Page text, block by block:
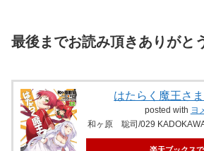
最後までお読み頂きありがと
はたらく魔王さま
posted with ヨ
和ヶ原 聡司/029